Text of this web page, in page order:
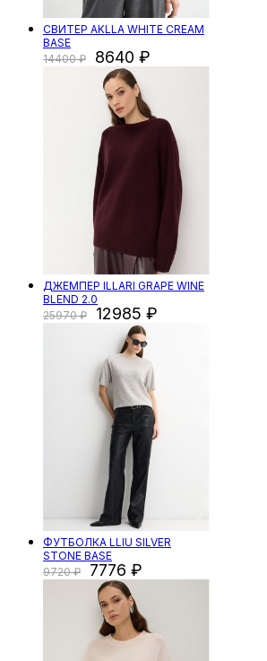
СВИТЕР AKLLA WHITE CREAM
BASE
14400
8640
ДЖЕМПЕР ILLARI GRAPE WINE
BLEND 2.0
25970
12985
ФУТБОЛКА LLIU SILVER
STONE BASE
9720
7776